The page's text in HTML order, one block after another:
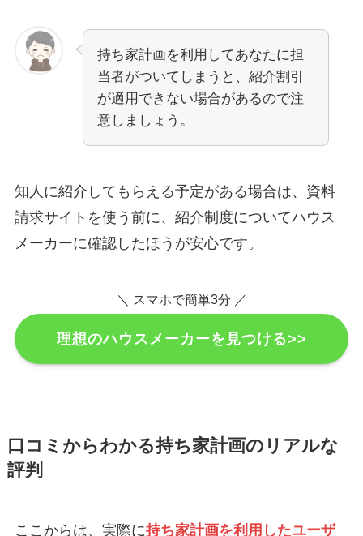
持ち家計画を利用してあなたに担
当者がついてしまうと、紹介割引
が適用できない場合があるので注
意しましょう。
知人に紹介してもらえる予定がある場合は、資料
請求サイトを使う前に、紹介制度についてハウス
メーカーに確認したほうが安心です。
＼ スマホで簡単3分 ／
理想のハウスメーカーを見つける>>
口コミからわかる持ち家計画のリアルな
評判
ここからは、実際に持ち家計画を利用したユーザ